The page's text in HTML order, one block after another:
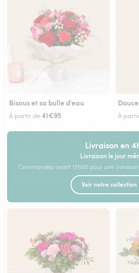
Bisous et sa bulle d'eau
À partir de41€95 À
Livraison en
Livraison le jour
Commandez avant 17h00 pour une
Voir notre